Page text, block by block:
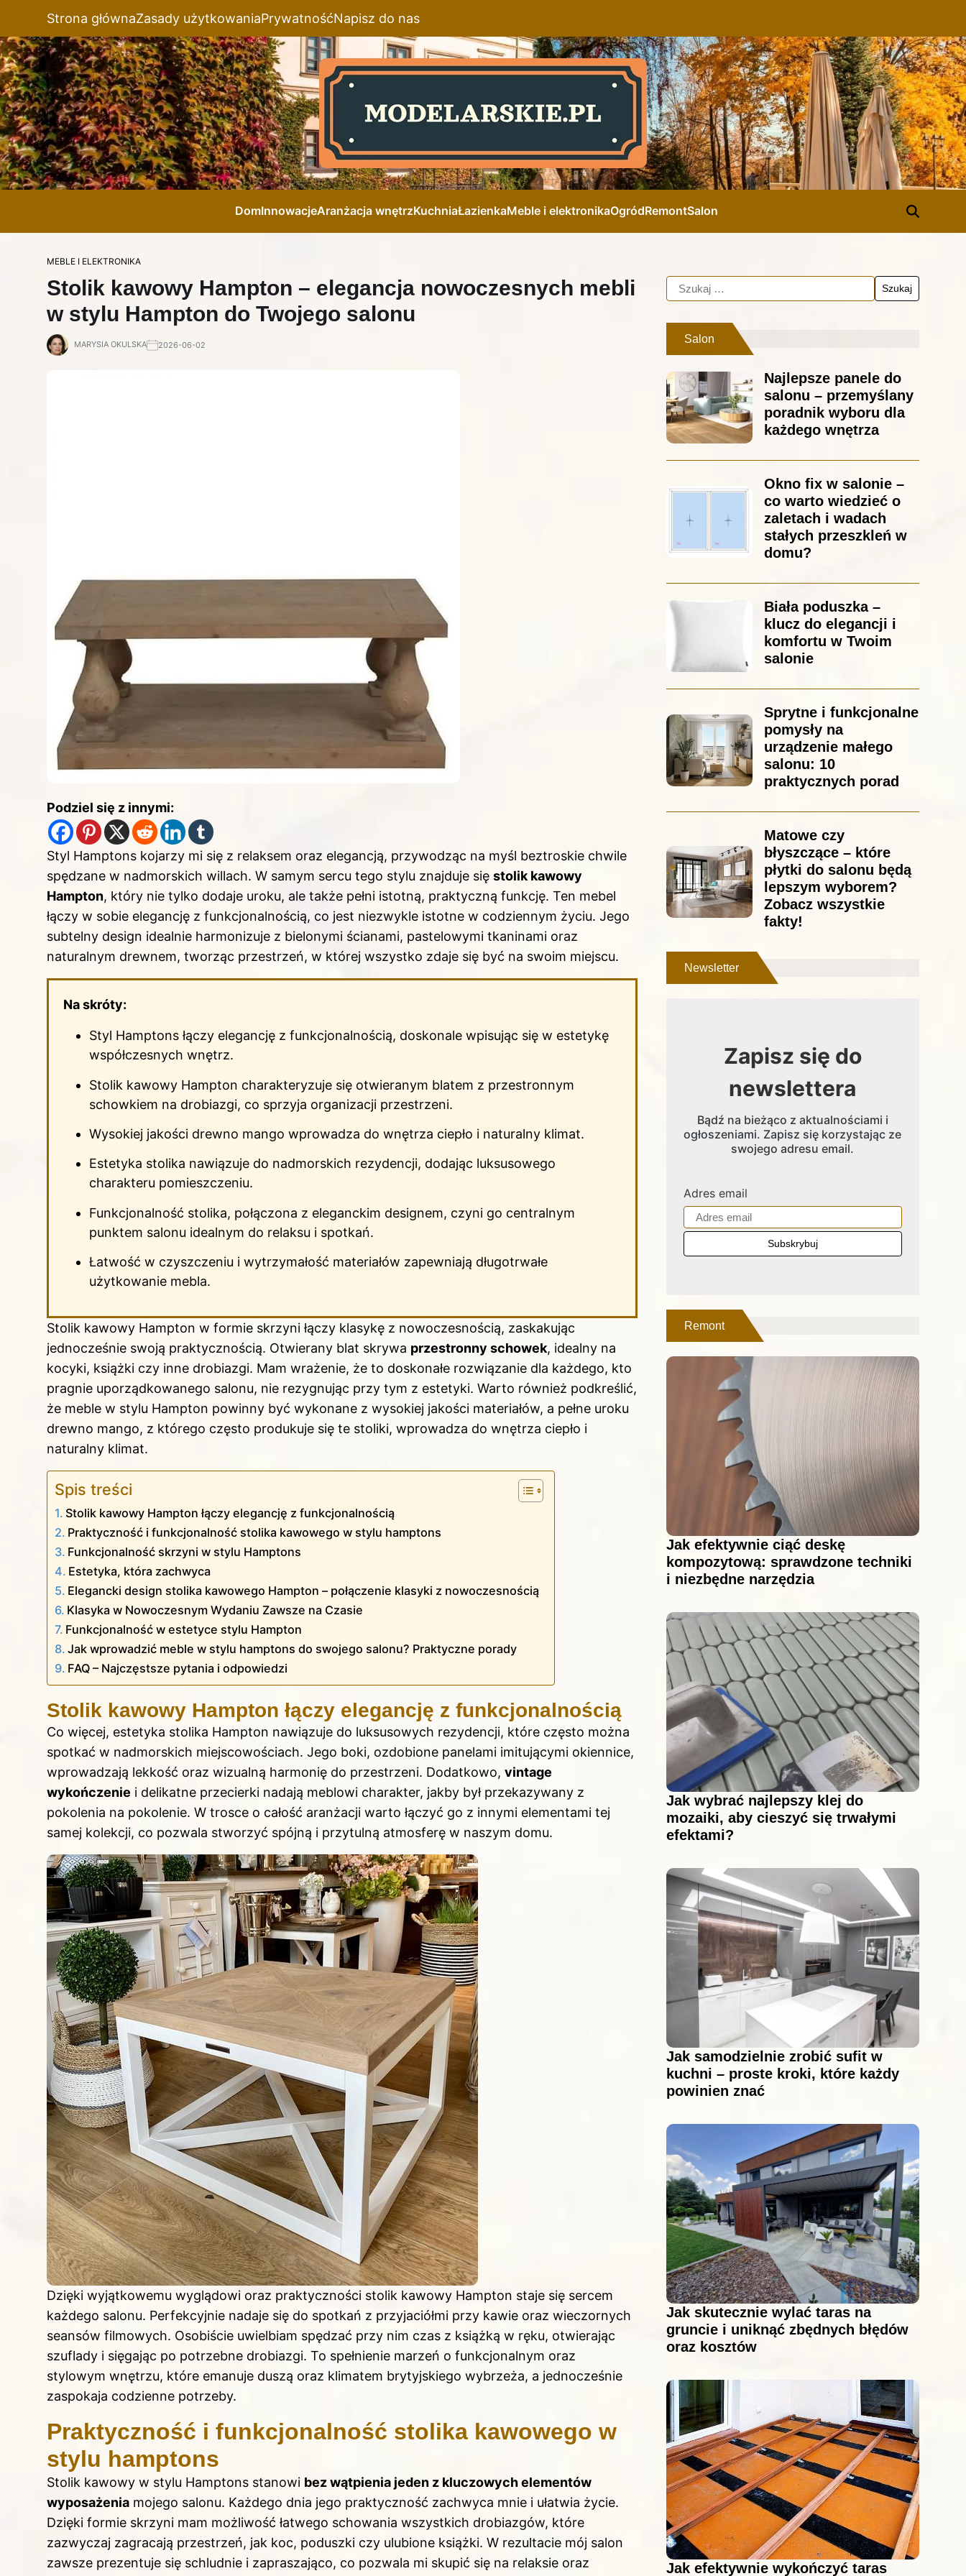
Strona głównaZasady użytkowaniaPrywatnośćNapisz do nas
DomInnowacjeAranżacja wnętrzKuchniaŁazienkaMeble i elektronikaOgródRemontSalon
MEBLE I ELEKTRONIKA
Stolik kawowy Hampton – elegancja nowoczesnych mebli
w stylu Hampton do Twojego salonu
MARYSIA OKULSKA 2026-06-02
Podziel się z innymi:
Styl Hamptons kojarzy mi się z relaksem oraz elegancją, przywodząc na myśl beztroskie chwile
spędzane w nadmorskich willach. W samym sercu tego stylu znajduje się stolik kawowy
Hampton, który nie tylko dodaje uroku, ale także pełni istotną, praktyczną funkcję. Ten mebel
łączy w sobie elegancję z funkcjonalnością, co jest niezwykle istotne w codziennym życiu. Jego
subtelny design idealnie harmonizuje z bielonymi ścianami, pastelowymi tkaninami oraz
naturalnym drewnem, tworząc przestrzeń, w której wszystko zdaje się być na swoim miejscu.
Na skróty:
Styl Hamptons łączy elegancję z funkcjonalnością, doskonale wpisując się w estetykę
współczesnych wnętrz.
Stolik kawowy Hampton charakteryzuje się otwieranym blatem z przestronnym
schowkiem na drobiazgi, co sprzyja organizacji przestrzeni.
Wysokiej jakości drewno mango wprowadza do wnętrza ciepło i naturalny klimat.
Estetyka stolika nawiązuje do nadmorskich rezydencji, dodając luksusowego
charakteru pomieszczeniu.
Funkcjonalność stolika, połączona z eleganckim designem, czyni go centralnym
punktem salonu idealnym do relaksu i spotkań.
Łatwość w czyszczeniu i wytrzymałość materiałów zapewniają długotrwałe
użytkowanie mebla.
Stolik kawowy Hampton w formie skrzyni łączy klasykę z nowoczesnością, zaskakując
jednocześnie swoją praktycznością. Otwierany blat skrywa przestronny schowek, idealny na
kocyki, książki czy inne drobiazgi. Mam wrażenie, że to doskonałe rozwiązanie dla każdego, kto
pragnie uporządkowanego salonu, nie rezygnując przy tym z estetyki. Warto również podkreślić,
że meble w stylu Hampton powinny być wykonane z wysokiej jakości materiałów, a pełne uroku
drewno mango, z którego często produkuje się te stoliki, wprowadza do wnętrza ciepło i
naturalny klimat.
Spis treści
Stolik kawowy Hampton łączy elegancję z funkcjonalnością
Praktyczność i funkcjonalność stolika kawowego w stylu hamptons
Funkcjonalność skrzyni w stylu Hamptons
Estetyka, która zachwyca
Elegancki design stolika kawowego Hampton – połączenie klasyki z nowoczesnością
Klasyka w Nowoczesnym Wydaniu Zawsze na Czasie
Funkcjonalność w estetyce stylu Hampton
Jak wprowadzić meble w stylu hamptons do swojego salonu? Praktyczne porady
FAQ – Najczęstsze pytania i odpowiedzi
Stolik kawowy Hampton łączy elegancję z funkcjonalnością
Co więcej, estetyka stolika Hampton nawiązuje do luksusowych rezydencji, które często można
spotkać w nadmorskich miejscowościach. Jego boki, ozdobione panelami imitującymi okiennice,
wprowadzają lekkość oraz wizualną harmonię do przestrzeni. Dodatkowo, vintage
wykończenie i delikatne przecierki nadają meblowi charakter, jakby był przekazywany z
pokolenia na pokolenie. W trosce o całość aranżacji warto łączyć go z innymi elementami tej
samej kolekcji, co pozwala stworzyć spójną i przytulną atmosferę w naszym domu.
Dzięki wyjątkowemu wyglądowi oraz praktyczności stolik kawowy Hampton staje się sercem
każdego salonu. Perfekcyjnie nadaje się do spotkań z przyjaciółmi przy kawie oraz wieczornych
seansów filmowych. Osobiście uwielbiam spędzać przy nim czas z książką w ręku, otwierając
szuflady i sięgając po potrzebne drobiazgi. To spełnienie marzeń o funkcjonalnym oraz
stylowym wnętrzu, które emanuje duszą oraz klimatem brytyjskiego wybrzeża, a jednocześnie
zaspokaja codzienne potrzeby.
Praktyczność i funkcjonalność stolika kawowego w
stylu hamptons
Stolik kawowy w stylu Hamptons stanowi bez wątpienia jeden z kluczowych elementów
wyposażenia mojego salonu. Każdego dnia jego praktyczność zachwyca mnie i ułatwia życie.
Dzięki formie skrzyni mam możliwość łatwego schowania wszystkich drobiazgów, które
zazwyczaj zagracają przestrzeń, jak koc, poduszki czy ulubione książki. W rezultacie mój salon
zawsze prezentuje się schludnie i zapraszająco, co pozwala mi skupić się na relaksie oraz
Salon
Najlepsze panele do
salonu – przemyślany
poradnik wyboru dla
każdego wnętrza
Okno fix w salonie –
co warto wiedzieć o
zaletach i wadach
stałych przeszkleń w
domu?
Biała poduszka –
klucz do elegancji i
komfortu w Twoim
salonie
Sprytne i funkcjonalne
pomysły na
urządzenie małego
salonu: 10
praktycznych porad
Matowe czy
błyszczące – które
płytki do salonu będą
lepszym wyborem?
Zobacz wszystkie
fakty!
Newsletter
Zapisz się do
newslettera
Bądź na bieżąco z aktualnościami i
ogłoszeniami. Zapisz się korzystając ze
swojego adresu email.
Adres email
Remont
Jak efektywnie ciąć deskę
kompozytową: sprawdzone techniki
i niezbędne narzędzia
Jak wybrać najlepszy klej do
mozaiki, aby cieszyć się trwałymi
efektami?
Jak samodzielnie zrobić sufit w
kuchni – proste kroki, które każdy
powinien znać
Jak skutecznie wylać taras na
gruncie i uniknąć zbędnych błędów
oraz kosztów
Jak efektywnie wykończyć taras